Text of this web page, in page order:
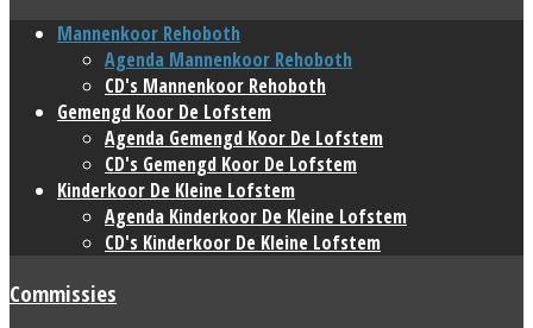
Mannenkoor Rehoboth
Agenda Mannenkoor Rehoboth
CD's Mannenkoor Rehoboth
Gemengd Koor De Lofstem
Agenda Gemengd Koor De Lofstem
CD's Gemengd Koor De Lofstem
Kinderkoor De Kleine Lofstem
Agenda Kinderkoor De Kleine Lofstem
CD's Kinderkoor De Kleine Lofstem
Commissies